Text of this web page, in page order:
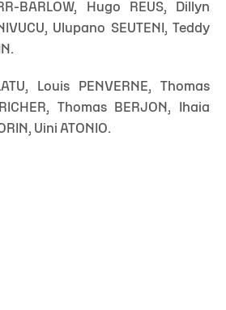
BARLOW, Hugo REUS, Dillyn
Ulupano SEUTENI, Teddy
Louis PENVERNE, Thomas
Thomas BERJON, Ihaia
Uini ATONIO.